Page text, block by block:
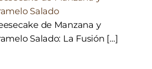
Salado
de Manzana y
Salado: La Fusión […]